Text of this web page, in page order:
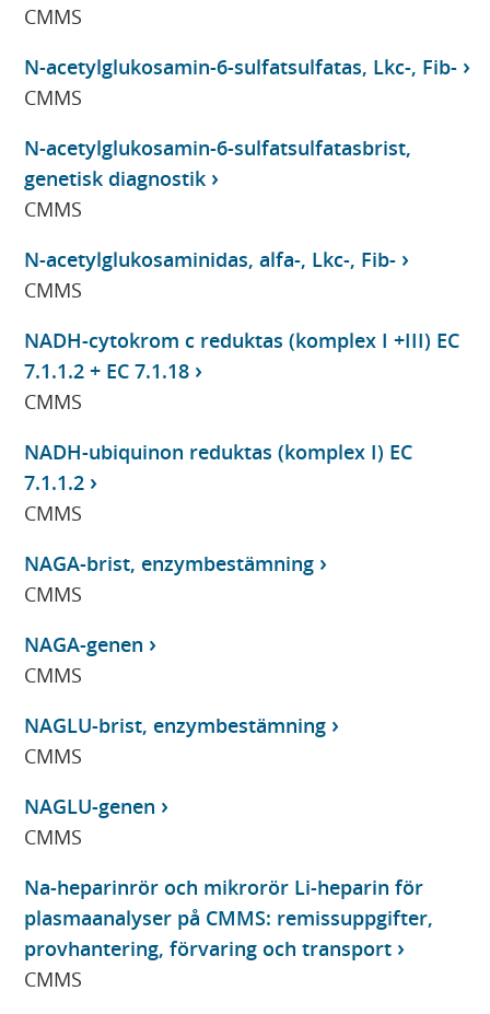
CMMS
N-acetylglukosamin-6-sulfatsulfatas, Lkc-, Fib-
CMMS
N-acetylglukosamin-6-sulfatsulfatasbrist,
genetisk diagnostik
CMMS
N-acetylglukosaminidas, alfa-, Lkc-, Fib-
CMMS
NADH-cytokrom c reduktas (komplex I +III) EC
7.1.1.2 + EC 7.1.18
CMMS
NADH-ubiquinon reduktas (komplex I) EC
7.1.1.2
CMMS
NAGA-brist, enzymbestämning
CMMS
NAGA-genen
CMMS
NAGLU-brist, enzymbestämning
CMMS
NAGLU-genen
CMMS
Na-heparinrör och mikrorör Li-heparin för
plasmaanalyser på CMMS: remissuppgifter,
provhantering, förvaring och transport
CMMS